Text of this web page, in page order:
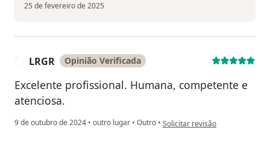
25 de fevereiro de 2025
LRGR Opinião Verificada
Excelente profissional. Humana, competente e
atenciosa.
9 de outubro de 2024 • outro lugar • Outro • na opinião do utilizador LRGR
Solicitar revisão